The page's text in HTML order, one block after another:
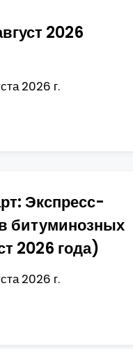
2026
2026 г.
Экспресс-
битуминозных
2026 года)
2026 г.